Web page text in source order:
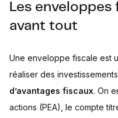
Les
avant tout
Une enveloppe fiscale est
réaliser des
d’avantages fiscaux. On
actions (PEA), le compte